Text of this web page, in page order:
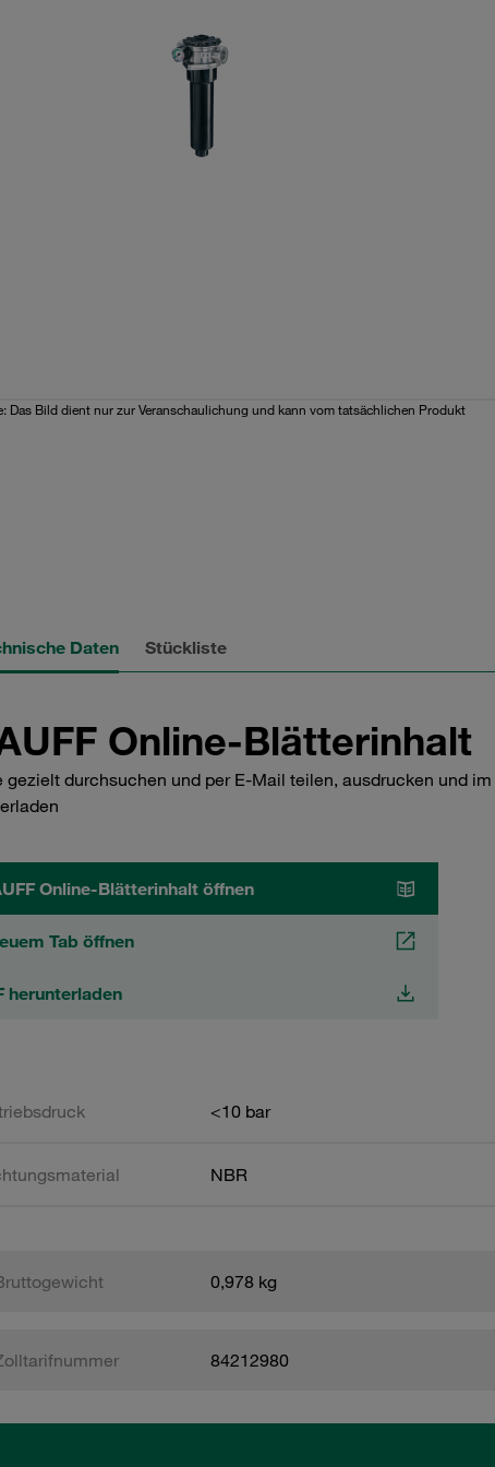
Das Bild dient nur zur Veranschaulichung und kann vom tatsächlichen Produkt
Daten Stückliste
Online-Blätterinhalt
gezielt durchsuchen und per E-Mail teilen, ausdrucken und im
Online-Blätterinhalt öffnen
Tab öffnen
herunterladen
<10 bar
NBR
0,978 kg
84212980